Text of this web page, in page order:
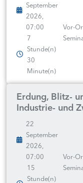
September
2026,
07:00
7
Stunde(n)
30
Minute(n)
Vor-
Erdung, Blitz-
Industrie- und
22
September
2026,
07:00
15
Stunde(n)
Vor-